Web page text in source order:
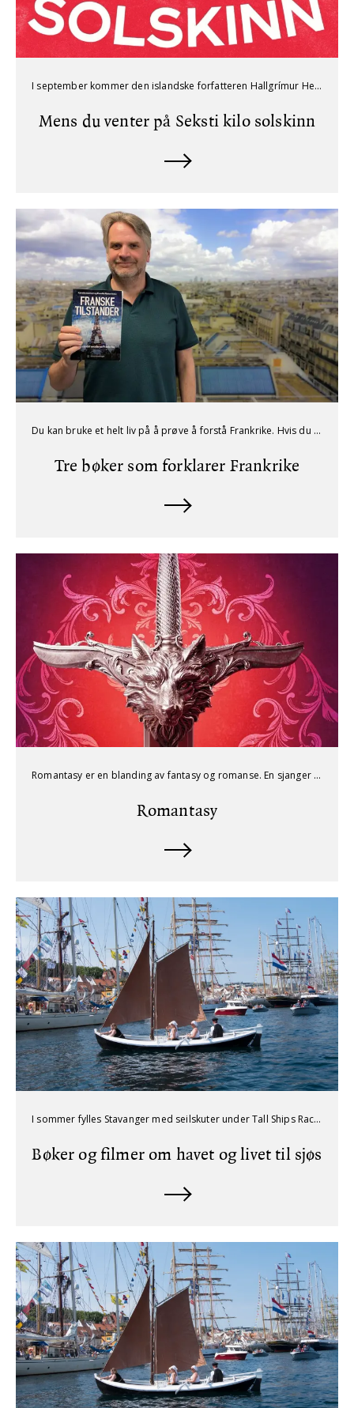
I september kommer den islandske forfatteren Hallgrímur Helgason til Kapittel. Hans siste bok Seksti kilo solskinn har fått glimrende anmeldelser, og har lange ventelister på biblioteket. For å korte ventetida anbefaler vi andre gode Islandske romaner du kan lese mens du venter.
Mens du venter på Seksti kilo solskinn
Du kan bruke et helt liv på å prøve å forstå Frankrike. Hvis du ikke har så mye tid, kommer du langt med å lese disse tre bøkene.
Tre bøker som forklarer Frankrike
Romantasy er en blanding av fantasy og romanse. En sjanger som har blitt veldig populær blant ungdom og voksne. Gjør deg klar for komplekse plott, magisystemer og forbudt kjærlighet.
Romantasy
I sommer fylles Stavanger med seilskuter under Tall Ships Races, 22. - 25. juli. På biblioteket kan du låne bøker og filmer som tar deg med ut på havet, enten du vil lese om store eventyr, tøffe liv om bord eller magiske reiser.
Bøker og filmer om havet og livet til sjøs